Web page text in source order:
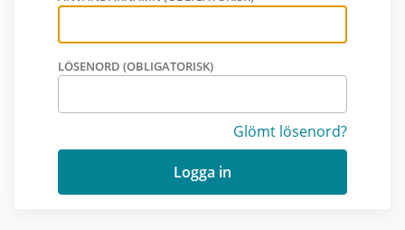
LÖSENORD (OBLIGATORISK)
Glömt lösenord?
Logga in